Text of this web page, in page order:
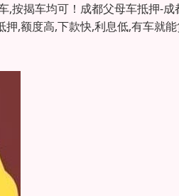
按揭车均可！成都父母车抵押-
,额度高,下款快,利息低,有车就